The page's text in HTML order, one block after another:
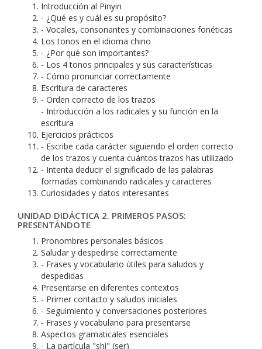
Introducción al Pinyin
- ¿Qué es y cuál es su propósito?
- Vocales, consonantes y combinaciones fonéticas
Los tonos en el idioma chino
- ¿Por qué son importantes?
- Los 4 tonos principales y sus características
- Cómo pronunciar correctamente
Escritura de caracteres
- Orden correcto de los trazos
- Introducción a los radicales y su función en la
escritura
Ejercicios prácticos
- Escribe cada carácter siguiendo el orden correcto
de los trazos y cuenta cuántos trazos has utilizado
- Intenta deducir el significado de las palabras
formadas combinando radicales y caracteres
Curiosidades y datos interesantes
UNIDAD DIDÁCTICA 2. PRIMEROS PASOS:
PRESENTÁNDOTE
Pronombres personales básicos
Saludar y despedirse correctamente
- Frases y vocabulario útiles para saludos y
despedidas
Presentarse en diferentes contextos
- Primer contacto y saludos iniciales
- Seguimiento y conversaciones posteriores
- Frases y vocabulario para presentarse
Aspectos gramaticales esenciales
- La partícula "shì" (ser)